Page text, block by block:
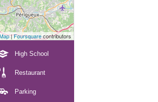
|Foursquarecontributors
High School
Restaurant
Parking